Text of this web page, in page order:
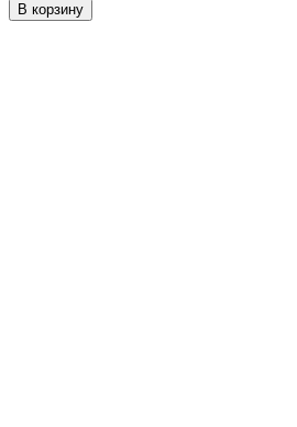
В корзину